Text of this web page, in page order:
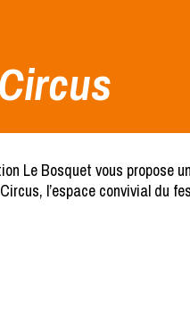
Le Bosquet vous propose
l’espace convivial du